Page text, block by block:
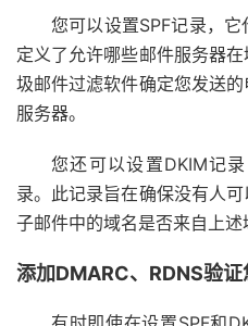
您可以设置SPF记录，
定义了允许哪些邮件服务器
圾邮件过滤软件确定您发送
服务器。
您还可以设置DKIM记
录。此记录旨在确保没有人
子邮件中的域名是否来自上述
添加DMARC、RDNS验